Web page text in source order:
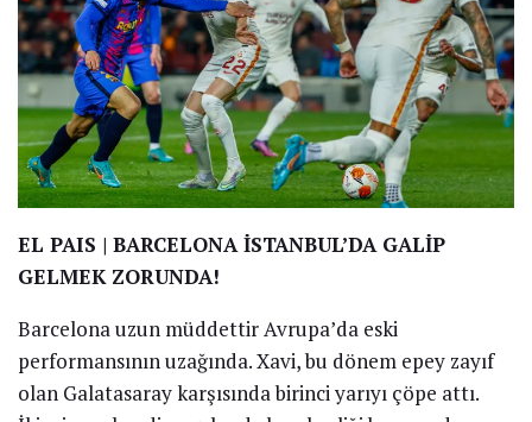
EL PAIS | BARCELONA İSTANBUL’DA GALİP
GELMEK ZORUNDA!
Barcelona uzun müddettir Avrupa’da eski
performansının uzağında. Xavi, bu dönem epey zayıf
olan Galatasaray karşısında birinci yarıyı çöpe attı.